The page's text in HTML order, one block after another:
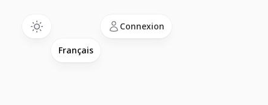
Connexion